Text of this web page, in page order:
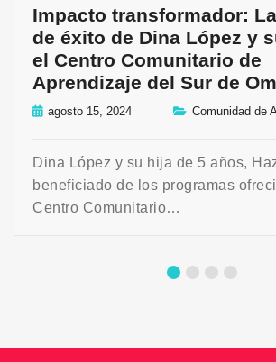
Impacto transformador:
de éxito de Dina López y
el Centro Comunitario de
Aprendizaje del Sur de
agosto 15, 2024 Comunidad de
Dina López y su hija de 5 años,
beneficiado de los programas
Centro Comunitario…